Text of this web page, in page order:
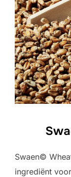
Swaen©
ingrediënt